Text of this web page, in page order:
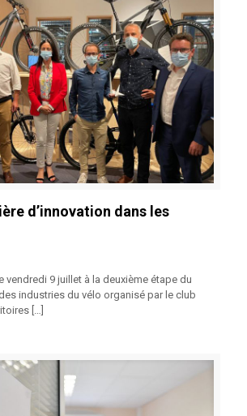
d’innovation dans les
vendredi 9 juillet à la deuxième étape du
industries du vélo organisé par le club
[…]